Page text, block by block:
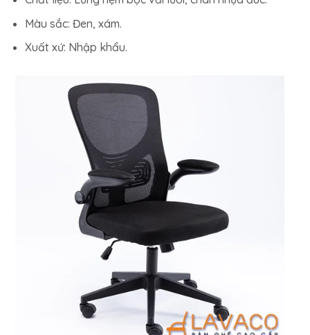
Màu sắc: Đen, xám.
Xuất xứ: Nhập khẩu.